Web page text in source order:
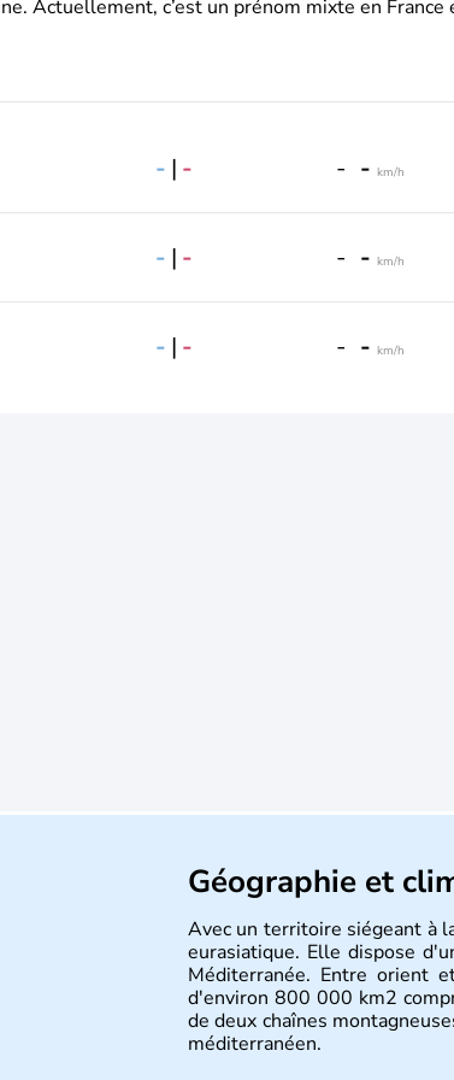
Actuellement, c’est un prénom mixte en France
- | - - - km/h
- | - - - km/h
- | - - - km/h
Géographie et
Avec un territoire siégeant à
eurasiatique. Elle dispose
Méditerranée. Entre orient
d'environ 800 000 km2
de deux chaînes
méditerranéen.